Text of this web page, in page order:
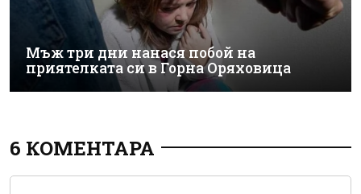
Мъж три дни нанася побой на
приятелката си в Горна Оряховица
6 КОМЕНТАРА